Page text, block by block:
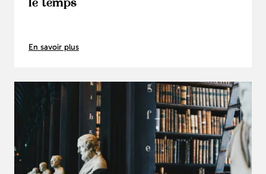
le temps
En savoir plus